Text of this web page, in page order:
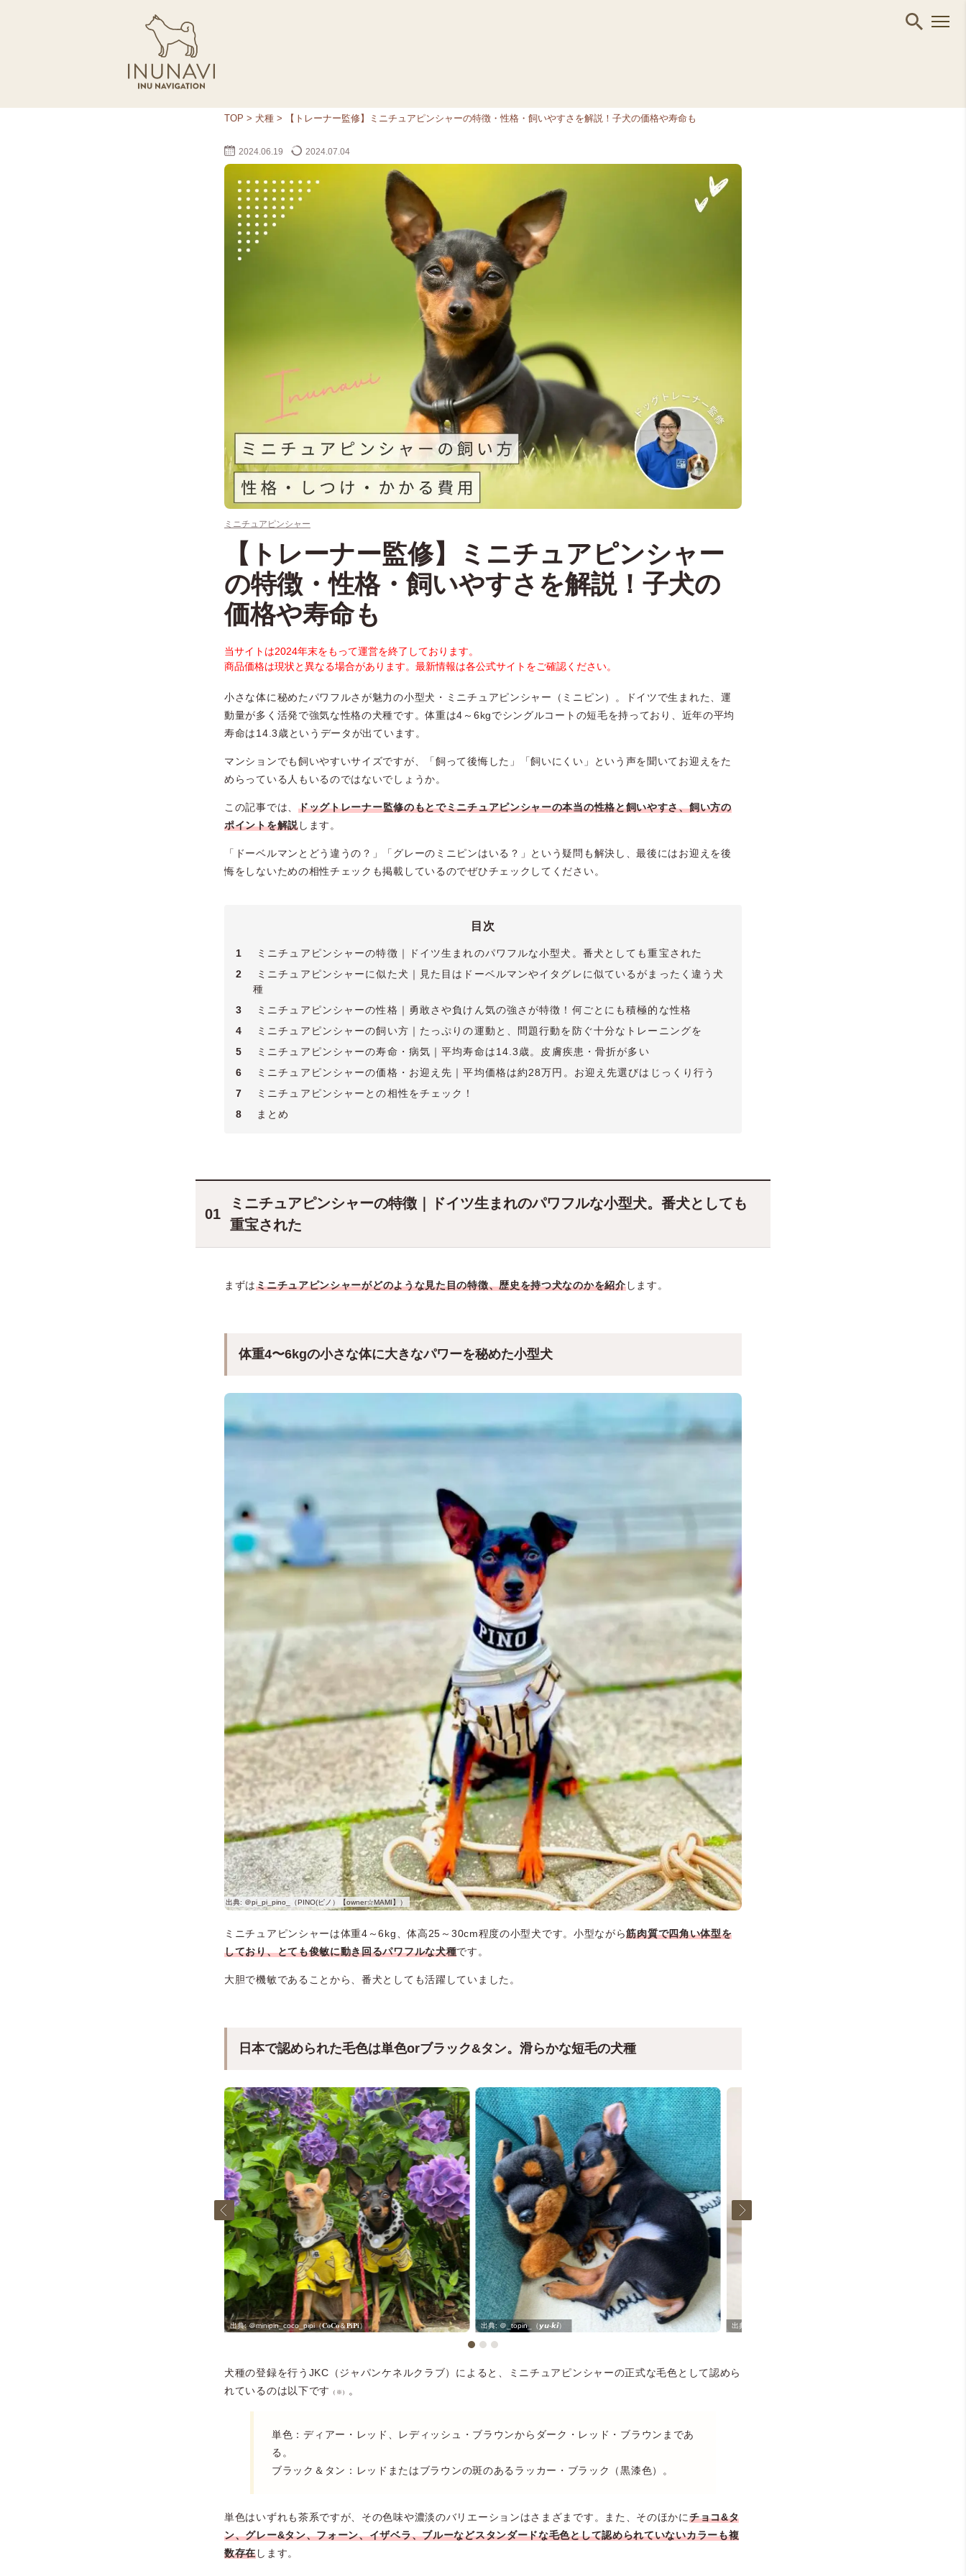
TOP > 犬種 > 【トレーナー監修】ミニチュアピンシャーの特徴・性格・飼いやすさを解説！子犬の価格や寿命も
2024.06.19 2024.07.04
ミニチュアピンシャー
【トレーナー監修】ミニチュアピンシャー
の特徴・性格・飼いやすさを解説！子犬の
価格や寿命も
当サイトは2024年末をもって運営を終了しております。
商品価格は現状と異なる場合があります。最新情報は各公式サイトをご確認ください。
小さな体に秘めたパワフルさが魅力の小型犬・ミニチュアピンシャー（ミニピン）。ドイツで生まれた、運
動量が多く活発で強気な性格の犬種です。体重は4～6kgでシングルコートの短毛を持っており、近年の平均
寿命は14.3歳というデータが出ています。
マンションでも飼いやすいサイズですが、「飼って後悔した」「飼いにくい」という声を聞いてお迎えをた
めらっている人もいるのではないでしょうか。
この記事では、 ドッグトレーナー監修のもとでミニチュアピンシャーの本当の性格と飼いやすさ、飼い方の
ポイントを解説します。
「ドーベルマンとどう違うの？」「グレーのミニピンはいる？」という疑問も解決し、最後にはお迎えを後
悔をしないための相性チェックも掲載しているのでぜひチェックしてください。
目次
1
ミニチュアピンシャーの特徴｜ドイツ生まれのパワフルな小型犬。番犬としても重宝された
2
ミニチュアピンシャーに似た犬｜見た目はドーベルマンやイタグレに似ているがまったく違う犬
種
3
ミニチュアピンシャーの性格｜勇敢さや負けん気の強さが特徴！何ごとにも積極的な性格
4
ミニチュアピンシャーの飼い方｜たっぷりの運動と、問題行動を防ぐ十分なトレーニングを
5
ミニチュアピンシャーの寿命・病気｜平均寿命は14.3歳。皮膚疾患・骨折が多い
6
ミニチュアピンシャーの価格・お迎え先｜平均価格は約28万円。お迎え先選びはじっくり行う
7
ミニチュアピンシャーとの相性をチェック！
8
まとめ
ミニチュアピンシャーの特徴｜ドイツ生まれのパワフルな小型犬。番犬としても
重宝された
まずはミニチュアピンシャーがどのような見た目の特徴、歴史を持つ犬なのかを紹介します。
体重4〜6kgの小さな体に大きなパワーを秘めた小型犬
＠pi_pi_pino_（PINO(ピノ）【owner☆MAMI】）
ミニチュアピンシャーは体重4～6kg、体高25～30cm程度の小型犬です。小型ながら筋肉質で四角い体型を
しており、とても俊敏に動き回るパワフルな犬種です。
大胆で機敏であることから、番犬としても活躍していました。
日本で認められた毛色は単色orブラック&タン。滑らかな短毛の犬種
＠minipin_coco_pipi（𝐂𝐨𝐂𝐨＆𝐏𝐢𝐏𝐢） ＠_topin_（𝙮𝙪-𝙠𝙞）
犬種の登録を行うJKC（ジャパンケネルクラブ）によると、ミニチュアピンシャーの正式な毛色として認めら
れているのは以下です
（※） 。
単色：ディアー・レッド、レディッシュ・ブラウンからダーク・レッド・ブラウンまであ
る。
ブラック＆タン：レッドまたはブラウンの斑のあるラッカー・ブラック（黒漆色）。
単色はいずれも茶系ですが、その色味や濃淡のバリエーションはさまざまです。また、そのほかにチョコ&タ
ン、グレー&タン、フォーン、イザベラ、ブルーなどスタンダードな毛色として認められていないカラーも複
数存在します。